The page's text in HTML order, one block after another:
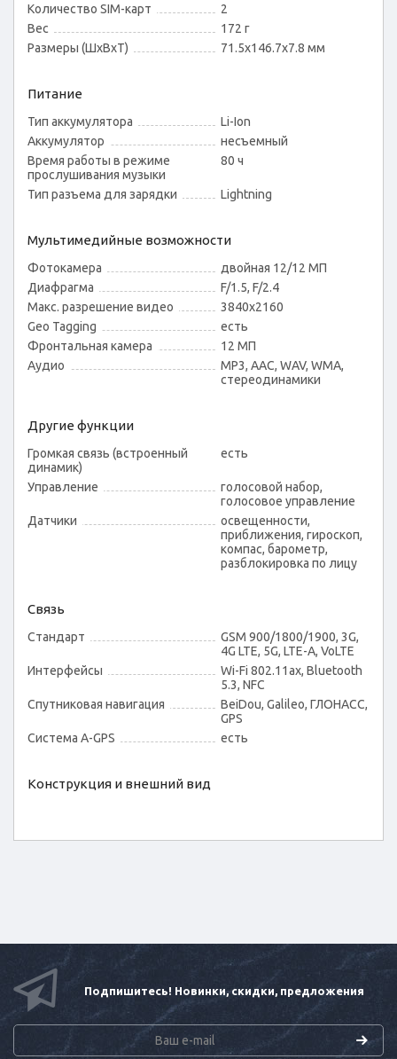
Количество SIM-карт
2
Вес
172 г
Размеры (ШxВxТ)
71.5x146.7x7.8 мм
Питание
Тип аккумулятора
Li-Ion
Аккумулятор
несъемный
Время работы в режиме
прослушивания музыки
80 ч
Тип разъема для зарядки Lightning
Мультимедийные возможности
Фотокамера
двойная 12/12 МП
Диафрагма
F/1.5, F/2.4
Макс. разрешение видео
3840x2160
Geo Tagging
есть
Фронтальная камера
12 МП
Аудио
MP3, AAC, WAV, WMA,
стереодинамики
Другие функции
Громкая связь (встроенный
динамик)
есть
Управление
голосовой набор,
голосовое управление
Датчики
освещенности,
приближения, гироскоп,
компас, барометр,
разблокировка по лицу
Связь
Стандарт
GSM 900/1800/1900, 3G,
4G LTE, 5G, LTE-A, VoLTE
Интерфейсы
Wi-Fi 802.11ax, Bluetooth
5.3, NFC
Спутниковая навигация
BeiDou, Galileo, ГЛОНАСС,
GPS
Cистема A-GPS
есть
Конструкция и внешний вид
Подпишитесь! Новинки, скидки, предложения